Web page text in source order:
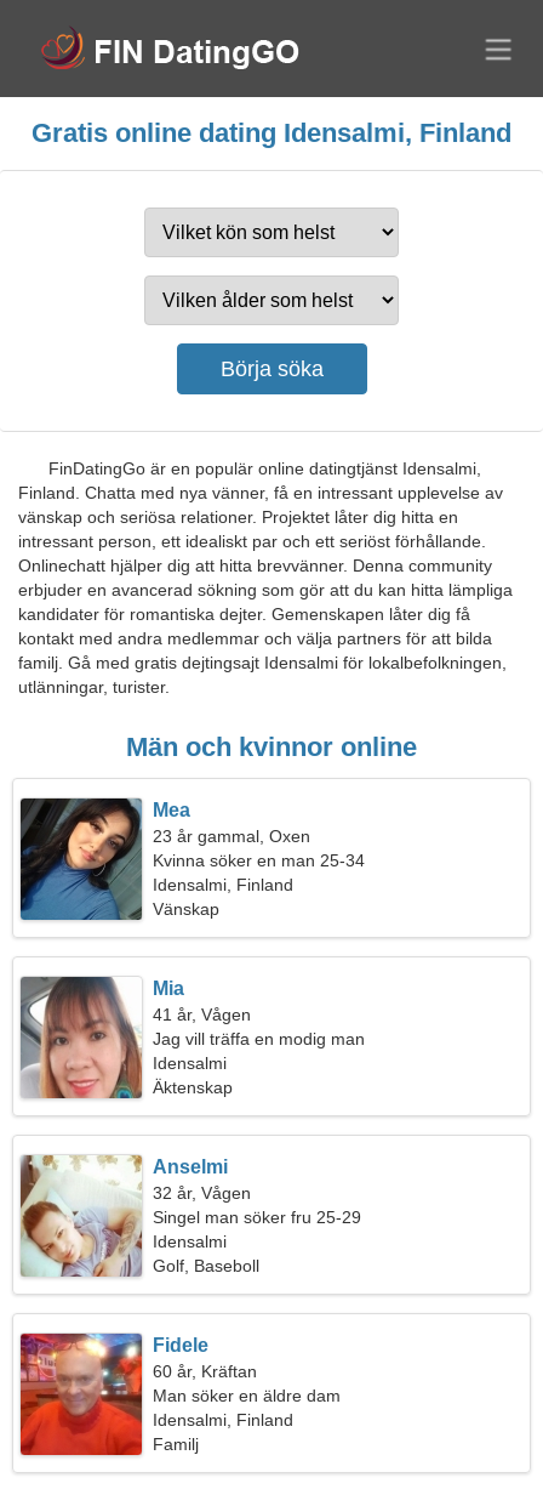
Gratis online dating Idensalmi, Finland
FinDatingGo är en populär online datingtjänst Idensalmi,
Finland. Chatta med nya vänner, få en intressant upplevelse av
vänskap och seriösa relationer. Projektet låter dig hitta en
intressant person, ett idealiskt par och ett seriöst förhållande.
Onlinechatt hjälper dig att hitta brevvänner. Denna community
erbjuder en avancerad sökning som gör att du kan hitta lämpliga
kandidater för romantiska dejter. Gemenskapen låter dig få
kontakt med andra medlemmar och välja partners för att bilda
familj. Gå med gratis dejtingsajt Idensalmi för lokalbefolkningen,
utlänningar, turister.
Män och kvinnor online
Mea
23 år gammal, Oxen
Kvinna söker en man 25-34
Idensalmi, Finland
Vänskap
Mia
41 år, Vågen
Jag vill träffa en modig man
Idensalmi
Äktenskap
Anselmi
32 år, Vågen
Singel man söker fru 25-29
Idensalmi
Golf, Baseboll
Fidele
60 år, Kräftan
Man söker en äldre dam
Idensalmi, Finland
Familj